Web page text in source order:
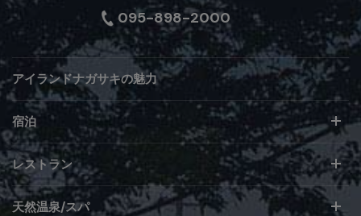
095-898-2000
アイランドナガサキの魅力
宿泊
レストラン
天然温泉/スパ